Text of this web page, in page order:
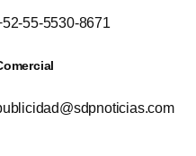
55-5530-8671